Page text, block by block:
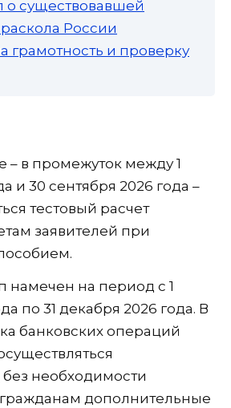
о существовавшей
России
грамотность и проверку
– в промежуток между 1
и 30 сентября 2026 года –
тестовый расчет
заявителей при
намечен на период с 1
по 31 декабря 2026 года. В
банковских операций
без необходимости
гражданам дополнительные